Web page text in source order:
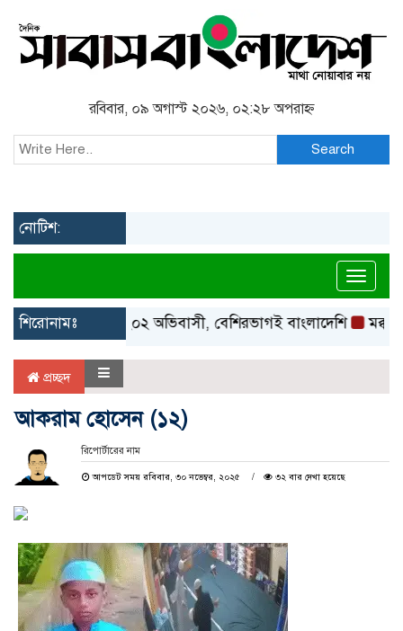
রবিবার, ০৯ অগাস্ট ২০২৬, ০২:২৮ অপরাহ্ন
Search
নোটিশ:
শিরোনামঃ
উপকূলে উদ্ধার ২০২ অভিবাসী, বেশিরভাগই বাংলাদেশি
প্রচ্ছদ
আকরাম হোসেন (১২)
রিপোর্টারের নাম
আপডেট সময় রবিবার, ৩০ নভেম্বর, ২০২৫ ৩২ বার দেখা হয়েছে